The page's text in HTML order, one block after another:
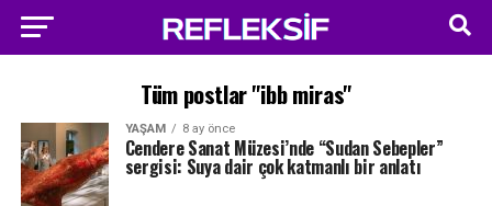
Tüm postlar "ibb miras"
YAŞAM 8 ay önce
Cendere Sanat Müzesi’nde “Sudan Sebepler”
sergisi: Suya dair çok katmanlı bir anlatı